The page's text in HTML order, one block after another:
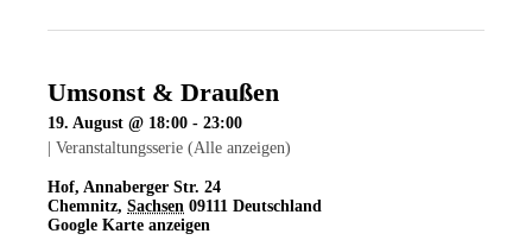
Umsonst & Draußen
19. August @ 18:00 - 23:00
Veranstaltungsserie (Alle anzeigen)
Hof, Annaberger Str. 24
Chemnitz, Sachsen 09111 Deutschland
Google Karte anzeigen